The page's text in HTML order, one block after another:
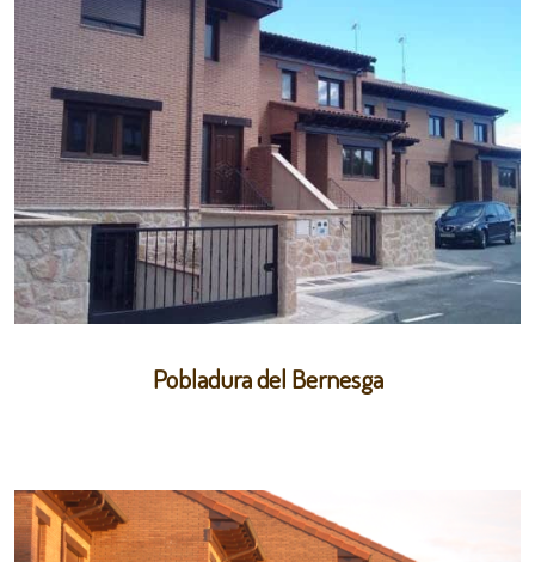
Pobladura del Bernesga